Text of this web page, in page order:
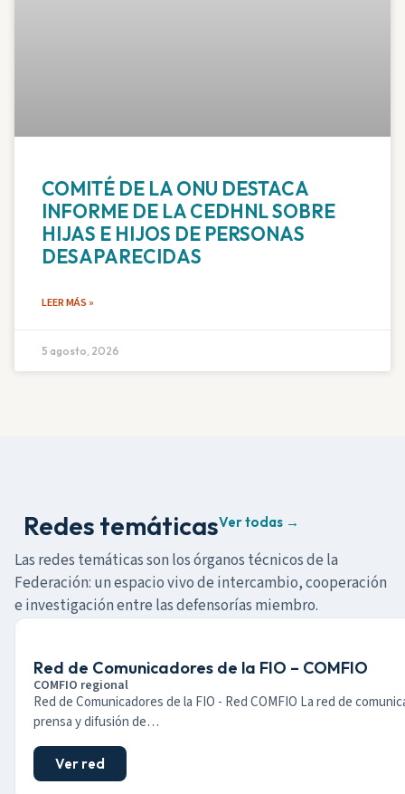
COMITÉ DE LA ONU DESTACA
INFORME DE LA CEDHNL SOBRE
HIJAS E HIJOS DE PERSONAS
DESAPARECIDAS
LEER MÁS »
5 agosto, 2026
Redes temáticasVer todas →
Las redes temáticas son los órganos técnicos de la
Federación: un espacio vivo de intercambio, cooperación
e investigación entre las defensorías miembro.
Red de Comunicadores de la FIO – COMFIO
COMFIO regional
Red de Comunicadores de la FIO - Red COMFIO La red de
prensa y difusión de…
Ver red